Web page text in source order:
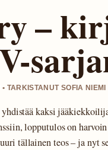
–
TARKISTANUT SOFIA NIEMI
kaksi
lopputulos on harvoin
tällainen teos – ja nyt